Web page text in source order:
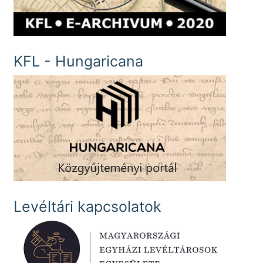
KFL - Hungaricana
Levéltári kapcsolatok